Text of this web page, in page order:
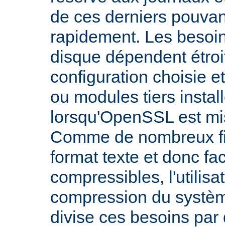
de ces derniers
rapidement. Les
disque dépendent
configuration choisie
ou modules tiers
lorsqu'OpenSSL est
Comme de nombreux
format texte et donc
compressibles,
compression du
divise ces besoins par